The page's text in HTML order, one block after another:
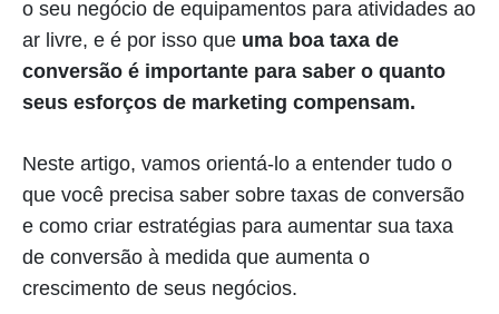
o seu negócio de equipamentos para atividades ao
ar livre, e é por isso que uma boa taxa de
conversão é importante para saber o quanto
seus esforços de marketing compensam.
Neste artigo, vamos orientá-lo a entender tudo o
que você precisa saber sobre taxas de conversão
e como criar estratégias para aumentar sua taxa
de conversão à medida que aumenta o
crescimento de seus negócios.